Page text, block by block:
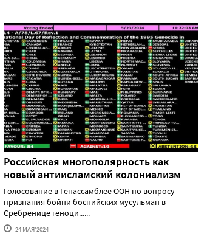
Российская многополярность как
новый антиисламский колониализм
Голосование в Генассамблее ООН по вопросу
признания бойни боснийских мусульман в
Сребренице геноци......
24 МАЯ'2024